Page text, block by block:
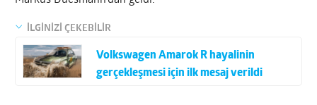
İLGİNİZİ ÇEKEBİLİR
Volkswagen Amarok R hayalinin
gerçekleşmesi için ilk mesaj verildi